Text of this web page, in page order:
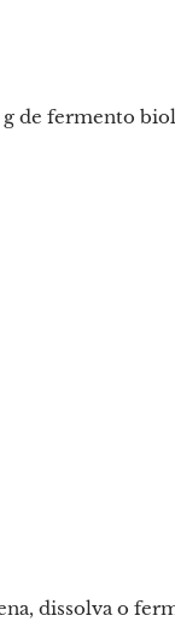
de fermento
dissolva o